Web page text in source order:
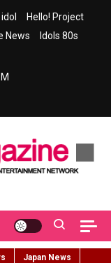
Hello! Project
News
Idols 80s
Japan News